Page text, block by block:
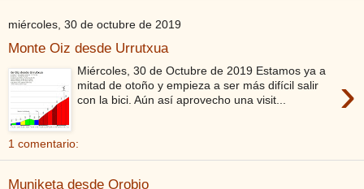
miércoles, 30 de octubre de 2019
Monte Oiz desde Urrutxua
›
Miércoles, 30 de Octubre de 2019 Estamos ya a
mitad de otoño y empieza a ser más difícil salir
con la bici. Aún así aprovecho una visit...
1 comentario:
Muniketa desde Orobio